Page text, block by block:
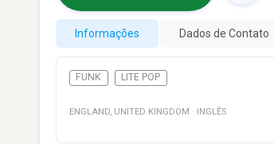
Informações Dados de Contato
FUNK LITE POP
ENGLAND, UNITED KINGDOM · INGLÊS